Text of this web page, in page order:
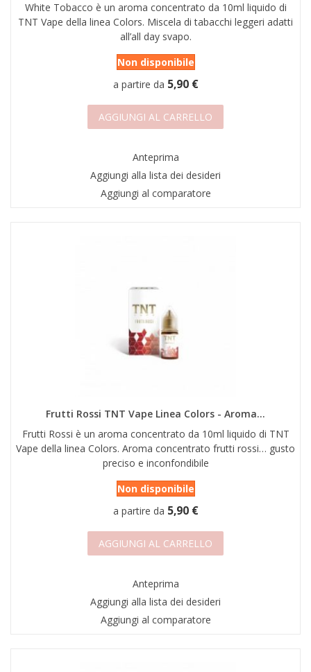
White Tobacco è un aroma concentrato da 10ml liquido di
TNT Vape della linea Colors. Miscela di tabacchi leggeri adatti
all’all day svapo.
Non disponibile
a partire da 5,90 €
AGGIUNGI AL CARRELLO
Anteprima
Aggiungi alla lista dei desideri
Aggiungi al comparatore
Frutti Rossi TNT Vape Linea Colors - Aroma...
Frutti Rossi è un aroma concentrato da 10ml liquido di TNT
Vape della linea Colors. Aroma concentrato frutti rossi… gusto
preciso e inconfondibile
Non disponibile
a partire da 5,90 €
AGGIUNGI AL CARRELLO
Anteprima
Aggiungi alla lista dei desideri
Aggiungi al comparatore